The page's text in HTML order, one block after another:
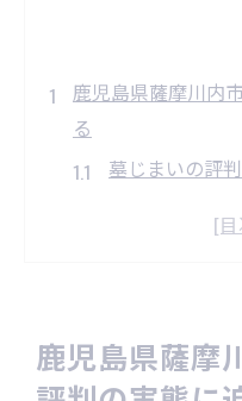
鹿児島県薩摩川内
る
墓じまいの評
費用面で安心でき
鹿児島県薩摩